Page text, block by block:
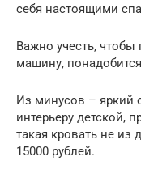
себя настоящими
Важно учесть,
машину,
Из минусов – яркий
интерьеру детской,
такая кровать не из
15000 рублей.